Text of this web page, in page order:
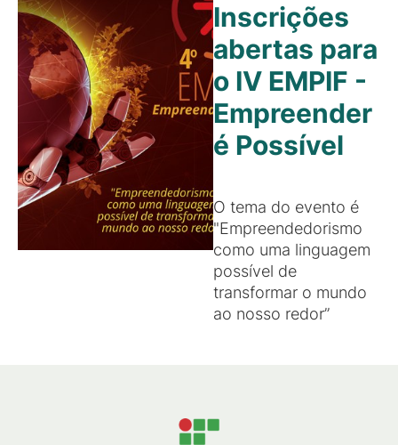
Inscrições
abertas para
o IV EMPIF -
Empreender
é Possível
O tema do evento é
"Empreendedorismo
como uma linguagem
possível de
transformar o mundo
ao nosso redor”